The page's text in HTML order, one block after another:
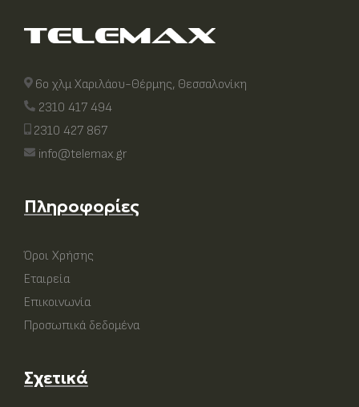
6ο χλμ Χαριλάου-Θέρμης, Θεσσαλονίκη
2310 417 494
2310 427 867
info@telemax.gr
Πληροφορίες
Όροι Χρήσης
Εταιρεία
Επικοινωνία
Προσωπικά δεδομένα
Σχετικά